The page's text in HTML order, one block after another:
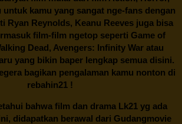
untuk kamu yang sangat nge-fans dengan
Ryan Reynolds, Keanu Reeves juga bisa
film-film ngetop seperti Game of
Dead, Avengers: Infinity War atau
yang bikin baper lengkap semua disini.
bagikan pengalaman kamu nonton di
rebahin21 !
bahwa film dan dramaLk21yg ada
didapatkan berawal dari Gudangmovie